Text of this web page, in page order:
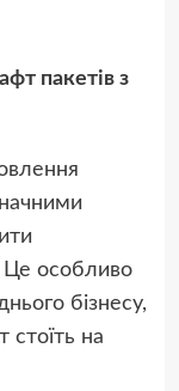
пакетів з
Це особливо
бізнесу,
стоїть на